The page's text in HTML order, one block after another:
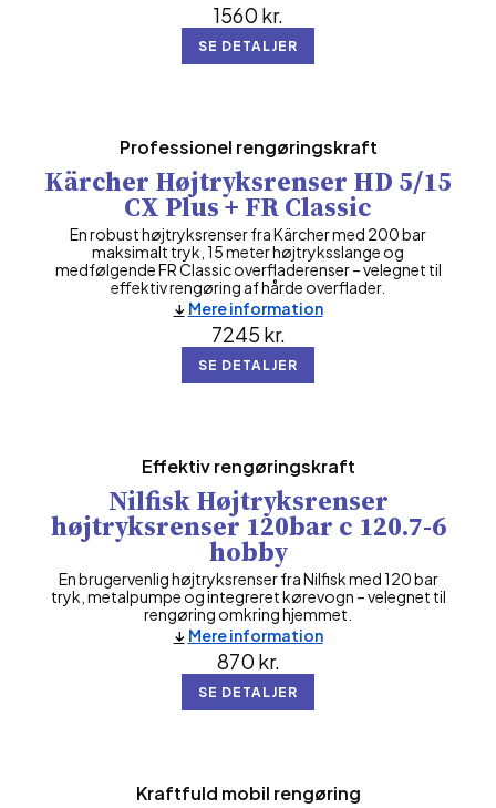
1560 kr.
SE DETALJER
Professionel rengøringskraft
Kärcher Højtryksrenser HD 5/15
CX Plus + FR Classic
En robust højtryksrenser fra Kärcher med 200 bar
maksimalt tryk, 15 meter højtryksslange og
medfølgende FR Classic overfladerenser – velegnet til
effektiv rengøring af hårde overflader.
7245 kr.
SE DETALJER
Mere information
Effektiv rengøringskraft
Nilfisk Højtryksrenser
højtryksrenser 120bar c 120.7-6
hobby
En brugervenlig højtryksrenser fra Nilfisk med 120 bar
tryk, metalpumpe og integreret kørevogn – velegnet til
rengøring omkring hjemmet.
870 kr.
SE DETALJER
Mere information
Kraftfuld mobil rengøring